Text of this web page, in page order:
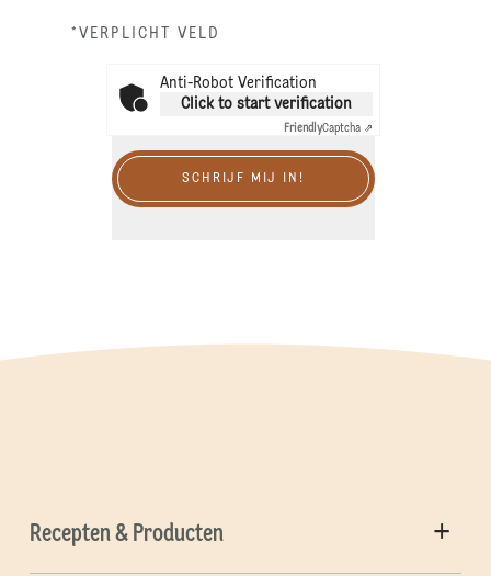
*VERPLICHT VELD
Anti-Robot Verification
Click to start verification
FriendlyCaptcha ⇗
SCHRIJF MIJ IN!
Recepten & Producten